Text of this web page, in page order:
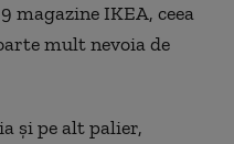
magazine IKEA, ceea
mult nevoia de
şi pe alt palier,